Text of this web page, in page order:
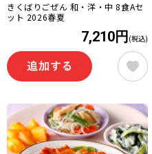
きくばりごぜん 和・洋・中 8食Aセ
ット 2026春夏
7,210円 (税込)